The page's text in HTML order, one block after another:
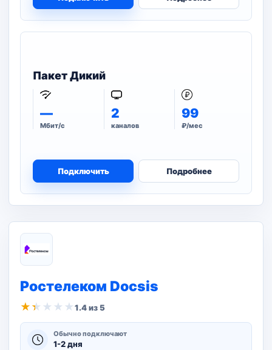
Пакет Дикий
—
Мбит/с
2
каналов
99
₽/мес
Подключить Подробнее
Ростелеком Docsis
★ ★ ★ ★ ★1.4 из 5
Обычно подключают
1-2 дня